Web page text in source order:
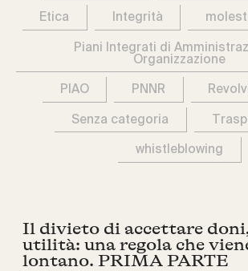
Etica Integrità
Piani Integrati di
Organizzazione
PIAO PNNR
Senza categoria
whistleblowing
Il divieto di accettare
utilità: una regola che
lontano. PRIMA PARTE